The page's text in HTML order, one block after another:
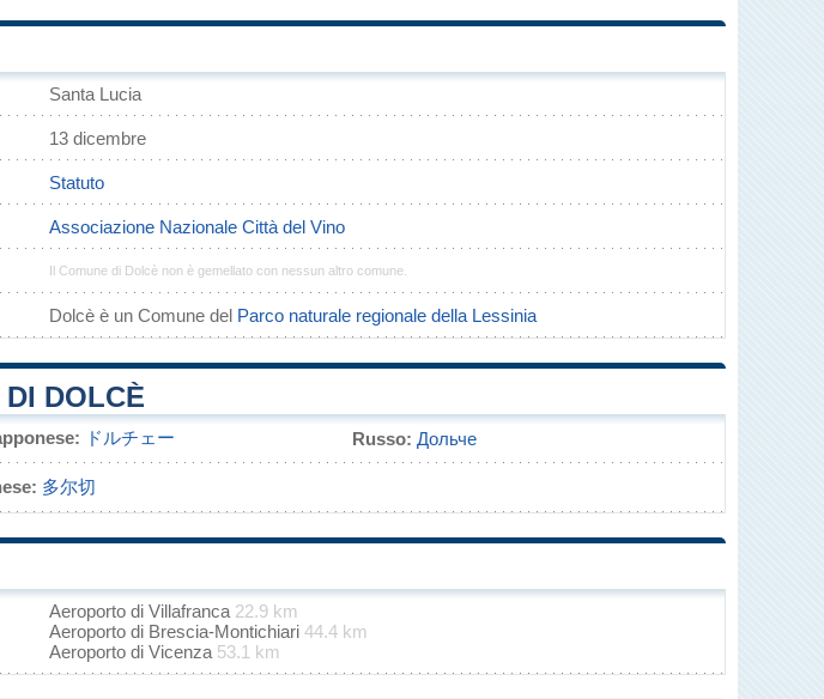
Santa Lucia
13 dicembre
Statuto
Associazione Nazionale Città del Vino
Il Comune di Dolcè non è gemellato con nessun altro comune.
Dolcè è un Comune del Parco naturale regionale della Lessinia
DOLCÈ
ドルチェー Russo: Дольче
多尔切
Aeroporto di Villafranca 22.9 km
Aeroporto di Brescia-Montichiari 44.4 km
Aeroporto di Vicenza 53.1 km